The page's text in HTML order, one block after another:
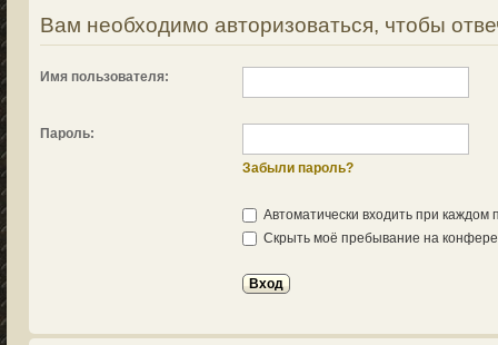
Вам необходимо авторизоваться, чтобы
Имя пользователя:
Пароль:
Забыли пароль?
Автоматически входить при каждом
Скрыть моё пребывание на